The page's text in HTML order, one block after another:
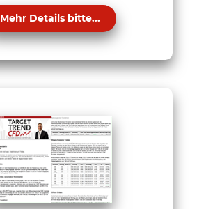
Mehr Details bitte...